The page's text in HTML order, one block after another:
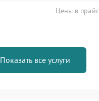
Цены в
Показать все услуги